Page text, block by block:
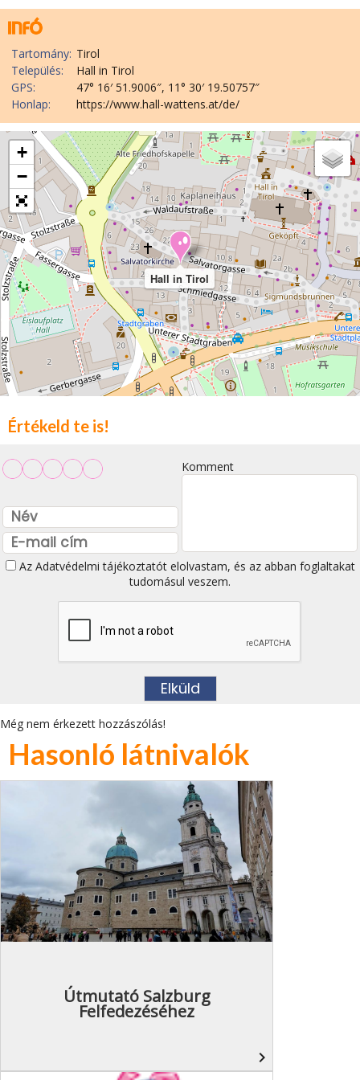
Tartomány: Tirol
Település:
Hall in Tirol
GPS:
47° 16′ 51.9006″, 11° 30′ 19.50757″
Honlap:
https://www.hall-wattens.at/de/
Hall in Tirol
+
−
Értékeld te is!
Komment
Az Adatvédelmi tájékoztatótelolvastam, és az abban foglaltakat
tudomásul veszem.
Még nem érkezett hozzászólás!
Hasonló látnivalók
Útmutató Salzburg
Felfedezéséhez
navigate_next